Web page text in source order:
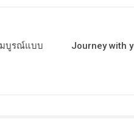
มบูรณ์แบบ
Journey with